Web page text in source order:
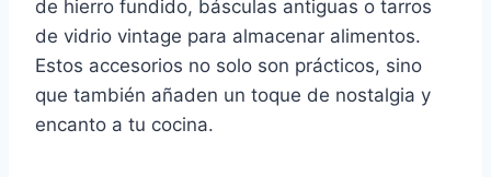
de hierro fundido, básculas antiguas o tarros
de vidrio vintage para almacenar alimentos.
Estos accesorios no solo son prácticos, sino
que también añaden un toque de nostalgia y
encanto a tu cocina.